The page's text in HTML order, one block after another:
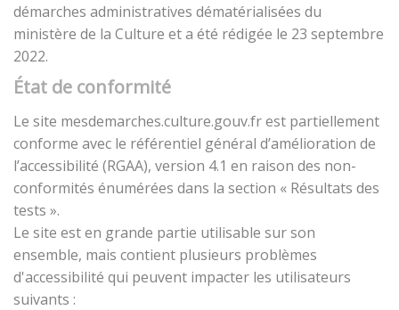
démarches administratives dématérialisées du
ministère de la Culture et a été rédigée le 23 septembre
2022.
État de conformité
Le site mesdemarches.culture.gouv.fr est partiellement
conforme avec le référentiel général d’amélioration de
l’accessibilité (RGAA), version 4.1 en raison des non-
conformités énumérées dans la section « Résultats des
tests ».
Le site est en grande partie utilisable sur son
ensemble, mais contient plusieurs problèmes
d'accessibilité qui peuvent impacter les utilisateurs
suivants :